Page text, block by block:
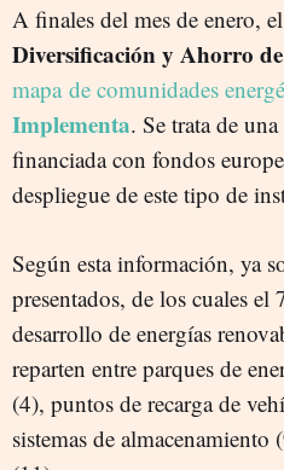
A finales del mes de enero, el
Diversificación y Ahorro
mapa de comunidades
Implementa. Se trata de
financiada con fondos
despliegue de este tipo de
Según esta información, ya
presentados, de los cuales el
desarrollo de energías
reparten entre parques de
(4), puntos de recarga de
sistemas de